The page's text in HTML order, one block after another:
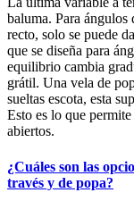
baluma. Para ángulos
recto, solo se puede
que se diseña para
equilibrio cambia
grátil. Una vela de
sueltas escota, esta
Esto es lo que
abiertos.
¿Cuáles son las
través y de popa?